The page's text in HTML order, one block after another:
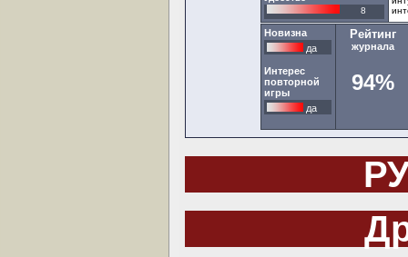
8
Новизна
да
Интерес
повторной
игры
да
Рейтинг
журнала
94%